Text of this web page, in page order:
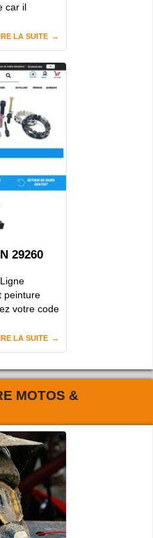
car il
LA SUITE
29260
peinture
votre code
LA SUITE
MOTOS &